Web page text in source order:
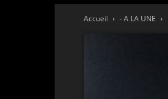
Accueil - A LA UNE